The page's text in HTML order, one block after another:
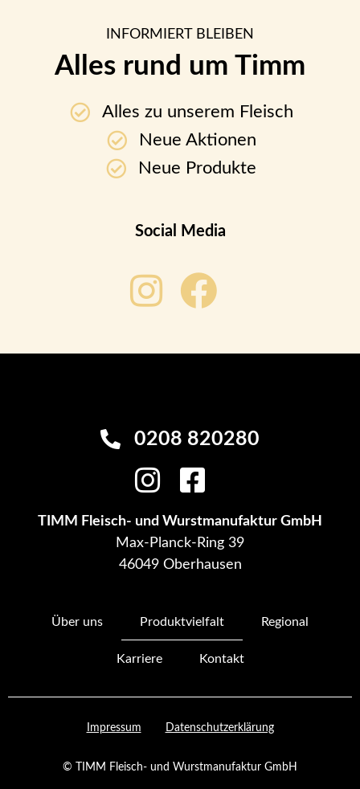
INFORMIERT BLEIBEN
Alles rund um Timm
Alles zu unserem Fleisch
Neue Aktionen
Neue Produkte
Social Media
0208 820280
TIMM Fleisch- und Wurstmanufaktur GmbH
Max-Planck-Ring 39
46049 Oberhausen
Über uns Produktvielfalt Regional
Karriere Kontakt
Impressum Datenschutzerklärung
© TIMM Fleisch- und Wurstmanufaktur GmbH